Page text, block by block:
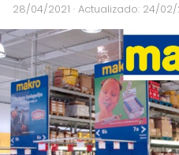
28/04/2021 · Actualizado: 24/